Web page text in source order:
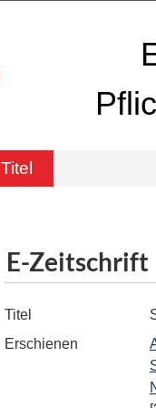
Titel
E-Zeitschrift
Titel
Erschienen